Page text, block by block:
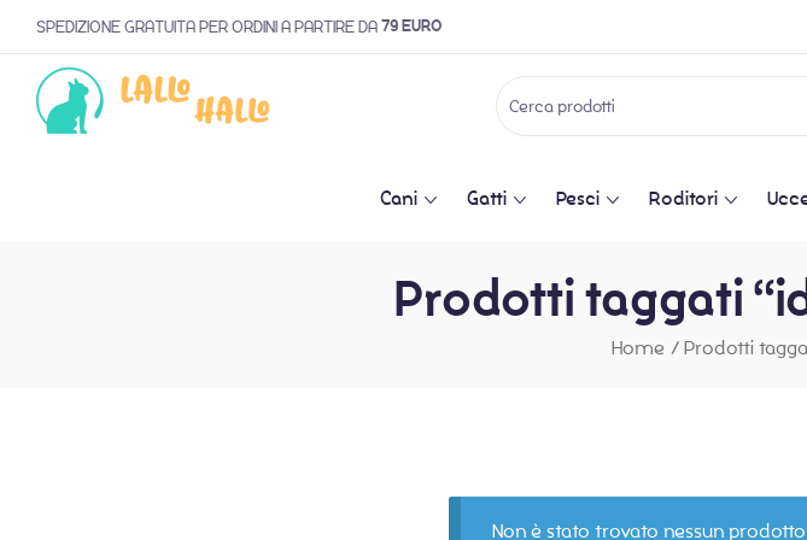
SPEDIZIONE GRATUITA PER ORDINI A PARTIRE DA79 EURO
Cani Gatti Pesci Roditori
Prodotti taggati
Home / Prodotti
Non è stato trovato nessun